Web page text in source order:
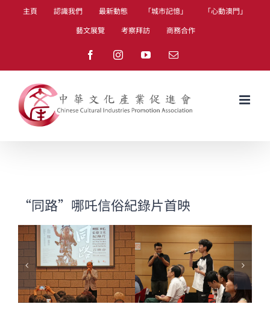
主頁 認識我們 最新動態 「城市記憶」
「心動澳門」
藝文展覽
考察拜訪 商務合作
FacebookInstagramYouTubeEmail
“同路”哪吒信俗紀錄片首映